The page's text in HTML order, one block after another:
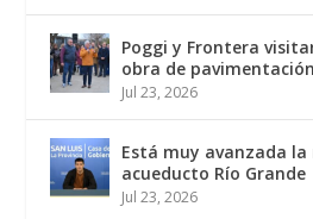
Poggi y Frontera
obra de
Jul 23, 2026
Está muy avanzada
acueducto Río Grande
Jul 23, 2026